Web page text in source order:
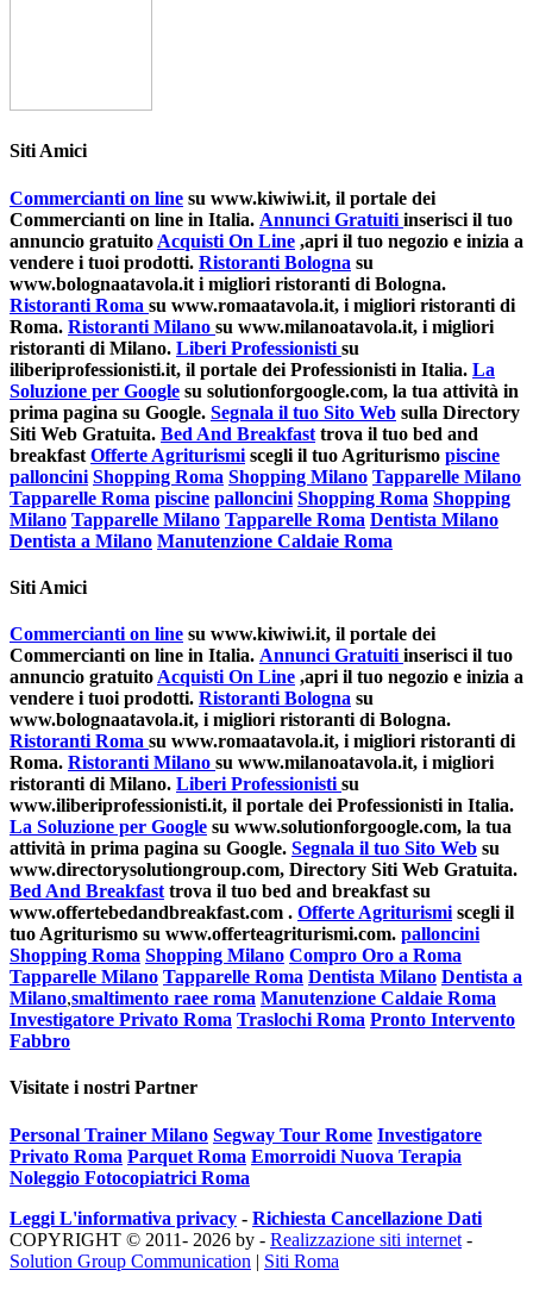
Siti Amici
Commercianti on line su www.kiwiwi.it, il portale dei
Commercianti on line in Italia. Annunci Gratuiti inserisci il tuo
annuncio gratuito Acquisti On Line ,apri il tuo negozio e inizia a
vendere i tuoi prodotti. Ristoranti Bologna su
www.bolognaatavola.it i migliori ristoranti di Bologna.
Ristoranti Roma su www.romaatavola.it, i migliori ristoranti di
Roma. Ristoranti Milano su www.milanoatavola.it, i migliori
ristoranti di Milano. Liberi Professionisti su
iliberiprofessionisti.it, il portale dei Professionisti in Italia. La
Soluzione per Google su solutionforgoogle.com, la tua attività in
prima pagina su Google. Segnala il tuo Sito Web sulla Directory
Siti Web Gratuita. Bed And Breakfast trova il tuo bed and
breakfast Offerte Agriturismi scegli il tuo Agriturismo piscine
palloncini Shopping Roma Shopping Milano Tapparelle Milano
Tapparelle Roma piscine palloncini Shopping Roma Shopping
Milano Tapparelle Milano Tapparelle Roma Dentista Milano
Dentista a Milano Manutenzione Caldaie Roma
Siti Amici
Commercianti on line su www.kiwiwi.it, il portale dei
Commercianti on line in Italia. Annunci Gratuiti inserisci il tuo
annuncio gratuito Acquisti On Line ,apri il tuo negozio e inizia a
vendere i tuoi prodotti. Ristoranti Bologna su
www.bolognaatavola.it, i migliori ristoranti di Bologna.
Ristoranti Roma su www.romaatavola.it, i migliori ristoranti di
Roma. Ristoranti Milano su www.milanoatavola.it, i migliori
ristoranti di Milano. Liberi Professionisti su
www.iliberiprofessionisti.it, il portale dei Professionisti in Italia.
La Soluzione per Google su www.solutionforgoogle.com, la tua
attività in prima pagina su Google. Segnala il tuo Sito Web su
www.directorysolutiongroup.com, Directory Siti Web Gratuita.
Bed And Breakfast trova il tuo bed and breakfast su
www.offertebedandbreakfast.com . Offerte Agriturismi scegli il
tuo Agriturismo su www.offerteagriturismi.com. palloncini
Shopping Roma Shopping Milano Compro Oro a Roma
Tapparelle Milano Tapparelle Roma Dentista Milano Dentista a
Milano,smaltimento raee roma Manutenzione Caldaie Roma
Investigatore Privato Roma Traslochi Roma Pronto Intervento
Fabbro
Visitate i nostri Partner
Personal Trainer Milano Segway Tour Rome Investigatore
Privato Roma Parquet Roma Emorroidi Nuova Terapia
Noleggio Fotocopiatrici Roma
Leggi L'informativa privacy - Richiesta Cancellazione Dati
COPYRIGHT © 2011- 2026 by - Realizzazione siti internet -
Solution Group Communication | Siti Roma